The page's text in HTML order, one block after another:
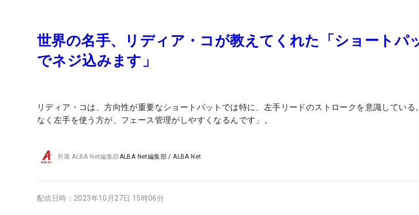
世界の名手、リディア・コが教えてくれた「ショートパ
でネジ込みます」
リディア・コは、方向性が重要なショートパットでは特に、左手リードのストロークを意識している
なく左手を使う方が、フェース管理がしやすくなるんです」。
所属ALBA Net編集部ALBA Net編集部 /ALBA Net
配信日時： 2023年10月27日 15時06分